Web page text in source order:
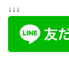
↓↓↓